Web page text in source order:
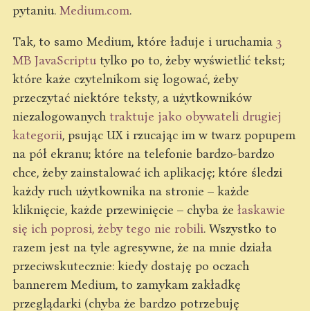
pytaniu. Medium.com.
Tak, to samo Medium, które ładuje i uruchamia 3
MB JavaScriptu tylko po to, żeby wyświetlić tekst;
które każe czytelnikom się logować, żeby
przeczytać niektóre teksty, a użytkowników
niezalogowanych traktuje jako obywateli drugiej
kategorii, psując UX i rzucając im w twarz popupem
na pół ekranu; które na telefonie bardzo-bardzo
chce, żeby zainstalować ich aplikację; które śledzi
każdy ruch użytkownika na stronie – każde
kliknięcie, każde przewinięcie – chyba że łaskawie
się ich poprosi, żeby tego nie robili. Wszystko to
razem jest na tyle agresywne, że na mnie działa
przeciwskutecznie: kiedy dostaję po oczach
bannerem Medium, to zamykam zakładkę
przeglądarki (chyba że bardzo potrzebuję